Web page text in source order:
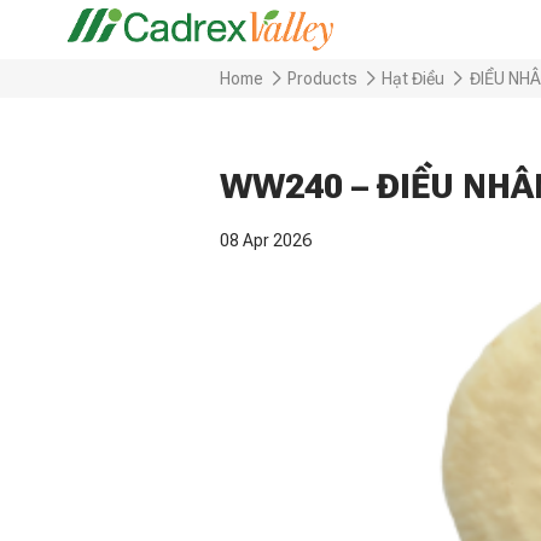
Home Products Hạt Điều ĐIỀU
WW240 – ĐIỀU
08 Apr 2026